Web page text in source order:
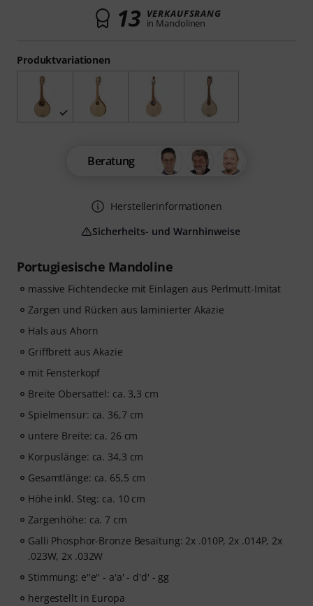
Portugiesische Mandoline
massive Fichtendecke mit Einlagen aus Perlmutt-Imitat
Zargen und Rücken aus laminierter Akazie
Hals aus Ahorn
Griffbrett aus Akazie
mit Fensterkopf
Breite Obersattel: ca. 3,3 cm
Spielmensur: ca. 36,7 cm
untere Breite: ca. 26 cm
Korpuslänge: ca. 34,3 cm
Gesamtlänge: ca. 65,5 cm
Höhe inkl. Steg: ca. 10 cm
Zargenhöhe: ca. 7 cm
Galli Phosphor-Bronze Besaitung: 2x .010P, 2x .014P, 2x
.023W, 2x .032W
Stimmung: e''e'' - a'a' - d'd' - gg
hergestellt in Europa
Produktvariationen
13 VERKAUFSRANG
in Mandolinen
Beratung
Herstellerinformationen
Sicherheits- und Warnhinweise